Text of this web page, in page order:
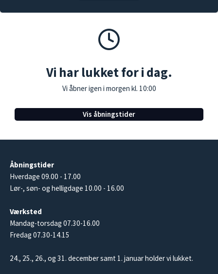
Vi har lukket for i dag.
Vi åbner igen i morgen kl. 10:00
Vis åbningstider
Åbningstider
Hverdage 09.00 - 17.00
Lør-, søn- og helligdage 10.00 - 16.00
Værksted
Mandag-torsdag 07.30-16.00
Fredag 07.30-14.15
24., 25., 26., og 31. december samt 1. januar holder vi lukket.